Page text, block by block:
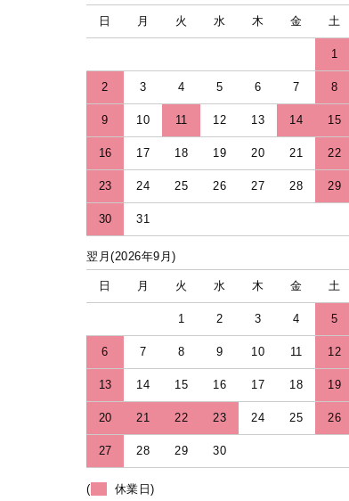
日 月 火 水 木 金 土
1
2 3 4 5 6 7 8
9 10 11 12 13 14 15
16 17 18 19 20 21 22
23 24 25 26 27 28 29
30 31
翌月(2026年9月)
日 月 火 水 木 金 土
1 2 3 4 5
6 7 8 9 10 11 12
13 14 15 16 17 18 19
20 21 22 23 24 25 26
27 28 29 30
( 休業日)